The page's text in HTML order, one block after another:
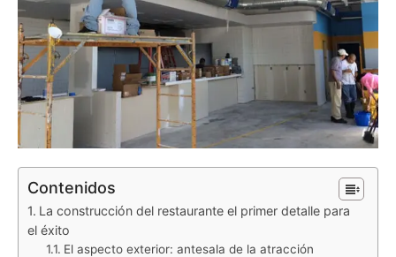
Contenidos
La construcción del restaurante el primer detalle para
el éxito
El aspecto exterior: antesala de la atracción